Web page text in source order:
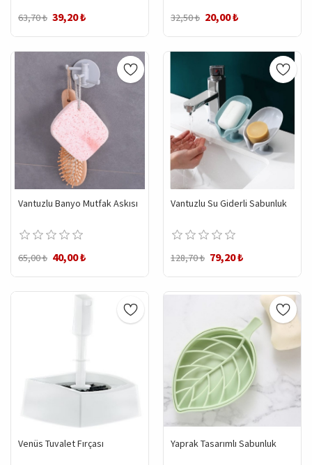
63,70 ₺ 39,20 ₺ 32,50 ₺ 20,00 ₺
Vantuzlu Banyo Mutfak Askısı
65,00 ₺ 40,00 ₺
Vantuzlu Su Giderli Sabunluk
128,70 ₺ 79,20 ₺
Venüs Tuvalet Fırçası Yaprak Tasarımlı Sabunluk